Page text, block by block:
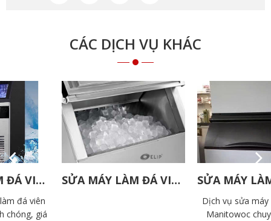
CÁC DỊCH VỤ KHÁC
SỬA MÁY LÀM ĐÁ VIÊN ELIP SỬA MÁY LÀM ĐÁ VIÊN MANITOWOC
Dịch vụ sửa máy làm đá viên
Manitowoc chuyên nghiệp,